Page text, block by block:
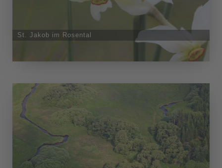
St. Jakob im Rosental